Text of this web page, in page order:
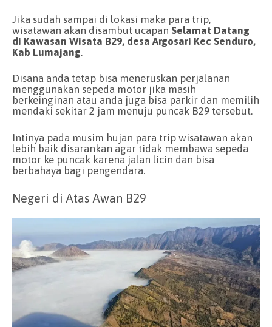
Jika sudah sampai di lokasi maka para trip,
wisatawan akan disambut ucapan Selamat Datang
di Kawasan Wisata B29, desa Argosari Kec Senduro,
Kab Lumajang.
Disana anda tetap bisa meneruskan perjalanan
menggunakan sepeda motor jika masih
berkeinginan atau anda juga bisa parkir dan memilih
mendaki sekitar 2 jam menuju puncak B29 tersebut.
Intinya pada musim hujan para trip wisatawan akan
lebih baik disarankan agar tidak membawa sepeda
motor ke puncak karena jalan licin dan bisa
berbahaya bagi pengendara.
Negeri di Atas Awan B29